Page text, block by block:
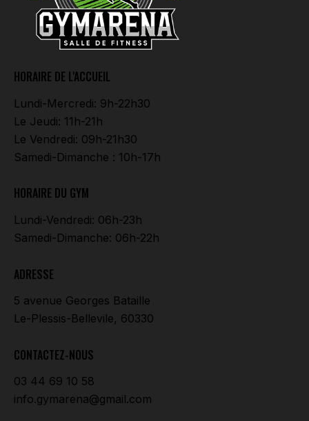
HORAIRE DE L'ACCUEIL
Lundi-Mercredi: 9h-22h30
Le Jeudi: 11h-21h
Le Vendredi: 09h-21h30
Samedi-Dimanche : 10h-17h
HORAIRE DU GYM
Lundi-Vendredi: 06h-23h
Samedi-Dimanche: 06h-22h
ADRESSE
5 avenue Georges Bataille
Le-Plessis-Bellevile, 60330
CONTACTEZ-NOUS
03 44 69 10 58
info.gymarena@gmail.com